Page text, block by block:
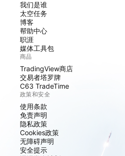
我们是谁
太空任务
博客
帮助中心
职涯
媒体工具包
商品
TradingView商店
交易者塔罗牌
C63 TradeTime
政策和安全
使用条款
免责声明
隐私政策
Cookies政策
无障碍声明
安全提示